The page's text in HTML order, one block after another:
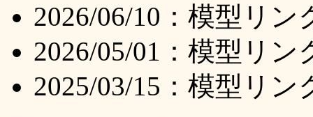
2026/06/10：模型リン
2026/05/01：模型リ
2025/03/15：模型リン